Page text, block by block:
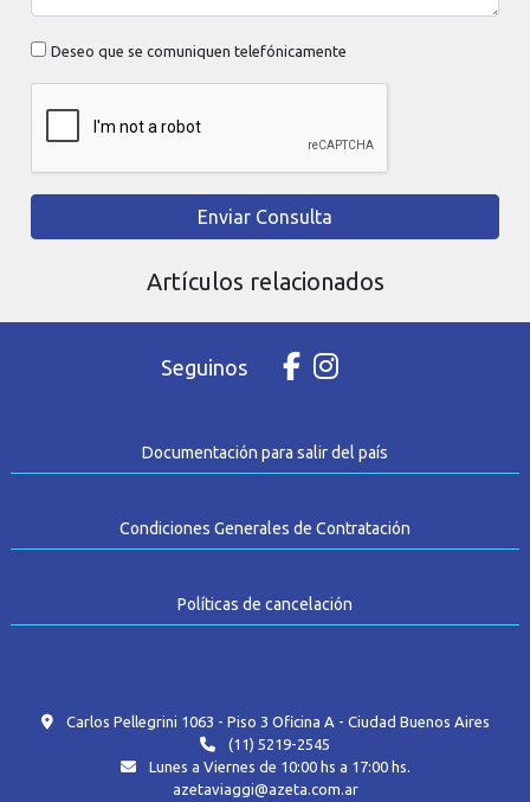
Deseo que se comuniquen telefónicamente
Enviar Consulta
Artículos relacionados
Seguinos
Documentación para salir del país
Condiciones Generales de Contratación
Políticas de cancelación
Carlos Pellegrini 1063 - Piso 3 Oficina A - Ciudad Buenos Aires
(11) 5219-2545
Lunes a Viernes de 10:00 hs a 17:00 hs.
azetaviaggi@azeta.com.ar